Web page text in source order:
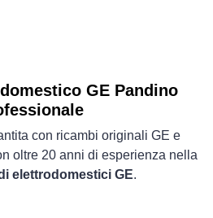
GE Pandino
con ricambi originali GE e
oltre 20 anni di esperienza nella
elettrodomestici GE.